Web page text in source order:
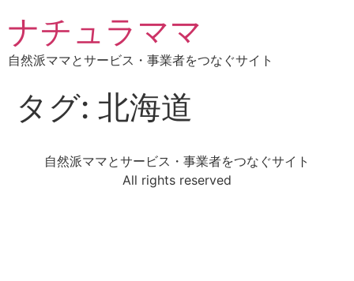
ナチュラママ
自然派ママとサービス・事業者をつなぐサイト
タグ: 北海道
自然派ママとサービス・事業者をつなぐサイト
All rights reserved